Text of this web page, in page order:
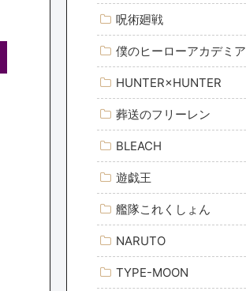
呪術廻戦
僕のヒーローアカデミア
HUNTER×HUNTER
葬送のフリーレン
BLEACH
遊戯王
艦隊これくしょん
NARUTO
TYPE-MOON